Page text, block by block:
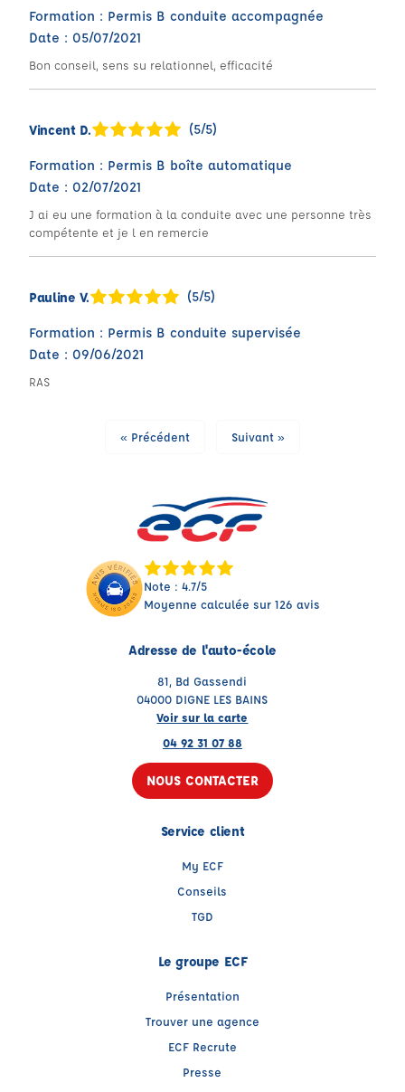
Formation : Permis B conduite accompagnée
Date : 05/07/2021
Bon conseil, sens su relationnel, efficacité
Vincent D. (5/5)
Formation : Permis B boîte automatique
Date : 02/07/2021
J ai eu une formation à la conduite avec une personne très
compétente et je l en remercie
Pauline V. (5/5)
Formation : Permis B conduite supervisée
Date : 09/06/2021
RAS
« Précédent Suivant »
Note : 4.7/5
Moyenne calculée sur 126 avis
Adresse de l'auto-école
81, Bd Gassendi
04000 DIGNE LES BAINS
Voir sur la carte
04 92 31 07 88
NOUS CONTACTER
Service client
My ECF
Conseils
TGD
Le groupe ECF
Présentation
Trouver une agence
ECF Recrute
Presse